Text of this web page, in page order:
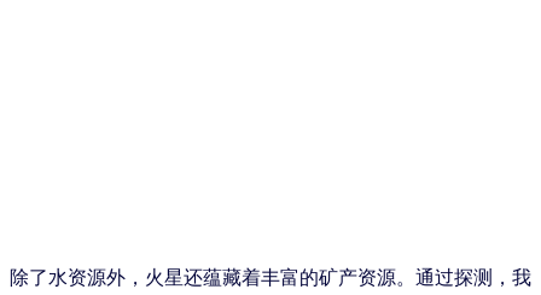
除了水资源外，火星还蕴藏着丰富的矿产资源。通过探测，我